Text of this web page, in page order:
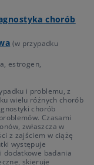
chorób
(w przypadku
estrogen,
i problemu, z
wielu różnych chorób
chorób
Czasami
zwłaszcza w
z zajściem w ciążę
występuje
dodatkowe badania
skieruje